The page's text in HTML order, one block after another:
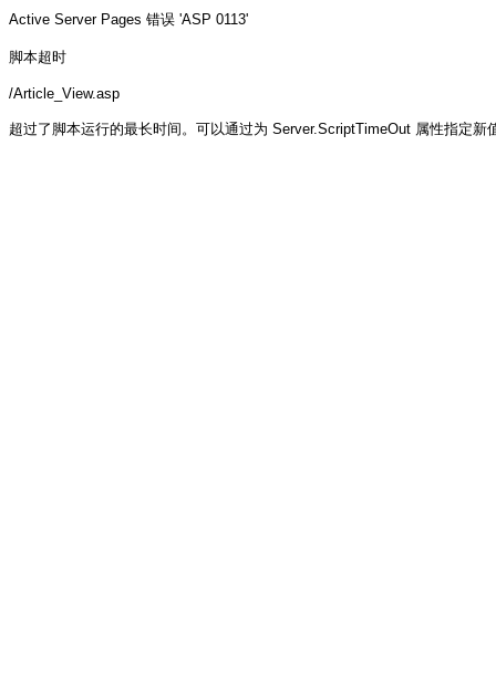
Active Server Pages 错误 'ASP 0113'
脚本超时
/Article_View.asp
超过了脚本运行的最长时间。可以通过为 Server.ScriptTimeOut 属性指定